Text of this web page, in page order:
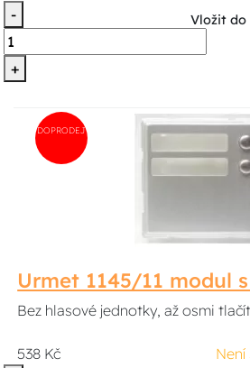
-
+
Vložit do
DOPRODEJ
Urmet 1145/11 modul
Bez hlasové jednotky, až osmi
538 Kč